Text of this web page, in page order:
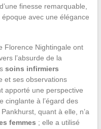
finesse remarquable,
avec une élégance
Florence Nightingale ont
l’absurde de la
soins infirmiers
et ses observations
apporté une perspective
cinglante à l’égard des
quant à elle, n’a
femmes ; elle a utilisé